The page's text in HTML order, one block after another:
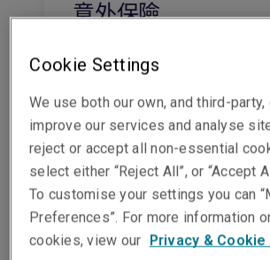
意外保險
查看此產品
網絡
我們的全球網絡團隊擁有雄厚
供強大的商業網絡解決方案，
Cookie Settings
We use both our own, and third-
improve our services and analyse
reject or accept all non-essential
select either “Reject All”, or “Accept
To customise your settings you can
Preferences”. For more information
cookies, view our Privacy & Cookie